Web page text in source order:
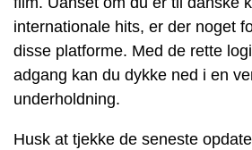
internationale hits, er der noget
disse platforme. Med de rette
adgang kan du dykke ned i en
underholdning.
Husk at tjekke de seneste